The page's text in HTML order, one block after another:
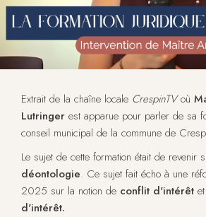
Extrait de la chaîne locale CrespinTVoù
Lutringer est apparue pour parler de sa
conseil municipal de la commune de
Le sujet de cette formation était de revenir
déontologie. Ce sujet fait écho à une
2025 sur la notion de conflit d'intérêt
d'intérêt.